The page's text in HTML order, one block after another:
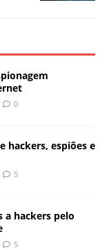
0
hackers, espiões e
5
a hackers pelo
5